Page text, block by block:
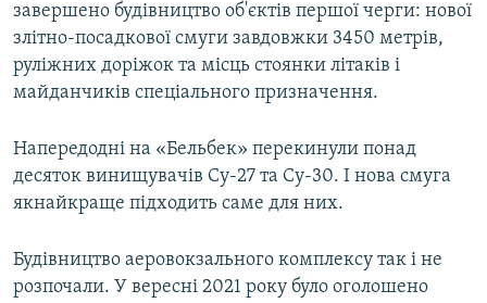
завершено будівництво об'єктів першої черги: нової
злітно-посадкової смуги завдовжки 3450 метрів,
руліжних доріжок та місць стоянки літаків і
майданчиків спеціального призначення.
Напередодні на «Бельбек» перекинули понад
десяток винищувачів Су-27 та Су-30. І нова смуга
якнайкраще підходить саме для них.
Будівництво аеровокзального комплексу так і не
розпочали. У вересні 2021 року було оголошено